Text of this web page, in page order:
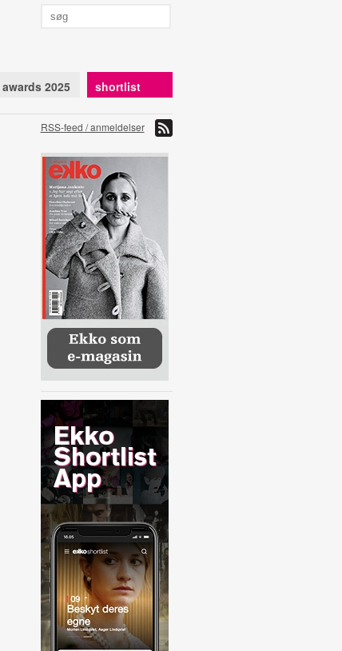
awards 2025 shortlist
RSS-feed / anmeldelser